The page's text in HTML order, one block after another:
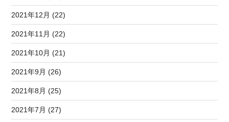
2021年12月 (22)
2021年11月 (22)
2021年10月 (21)
2021年9月 (26)
2021年8月 (25)
2021年7月 (27)